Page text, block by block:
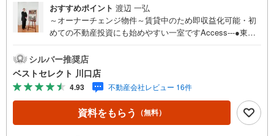
おすすめポイント 渡辺 一弘
～オーナーチェンジ物件～賃貸中のため即収益化可能・初
めての不動産投資にも始めやすい一室ですAccess---●東武
割」、「せんげん台」駅まで徒歩27分Point---●想定年間賃
料:636,000円/想定利回り:7.48％●3駅利用可能で通勤やお出
かけにも便利です●い草の香りに癒される、便利な和室2部
屋！●買い物施設や飲食店など、暮らしを彩る住環境。●前
面道路は北側4.0m、東側4.0m私道の開放感のある角地●落
ち着いた街並みに立地。のびのびとした暮らしに。現地を
シルバー推奨店
ベストセレクト 川口店
4.93 不動産会社レビュー 16件
資料をもらう （無料）